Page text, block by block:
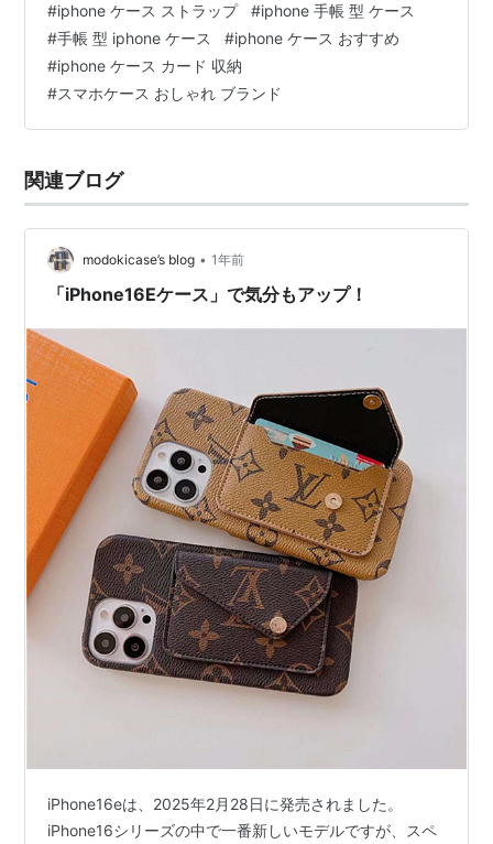
コーチ風の手帳型iPhone17/16ケース新作入荷！上品で洗
練されたシグネチャー柄は持っているだけで大人の印象
を与える。サイドポケットが1つとカード収納用のポケッ
ト3つがあり、名刺やクーポン券なども楽々収納可能。取
り外し可能なストラップ…
#iphone ケース ストラップ #iphone 手帳 型 ケース
#手帳 型 iphone ケース #iphone ケース おすすめ
#iphone ケース カード 収納
#スマホケース おしゃれ ブランド
関連ブログ
modokicase’s blog • 1年前
「iPhone16Eケース」で気分もアップ！
iPhone16eは、2025年2月28日に発売されました。
iPhone16シリーズの中で一番新しいモデルですが、スペ